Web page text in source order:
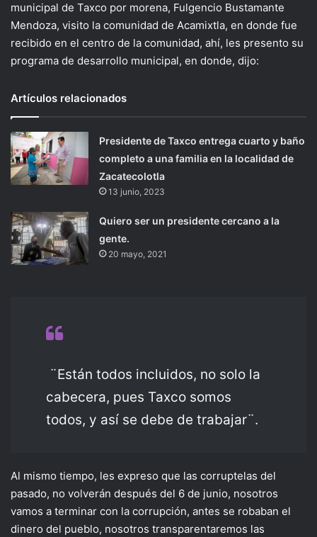
municipal de Taxco por morena, Fulgencio Bustamante
Mendoza, visito la comunidad de Acamixtla, en donde fue
recibido en el centro de la comunidad, ahí, les presento su
programa de desarrollo municipal, en donde, dijo:
Artículos relacionados
Presidente de Taxco entrega cuarto y baño
completo a una familia en la localidad de
Zacatecolotla
13 junio, 2023
Quiero ser un presidente cercano a la
gente.
20 mayo, 2021
¨Están todos incluidos, no solo la
cabecera, pues Taxco somos
todos, y así se debe de trabajar¨.
Al mismo tiempo, les expreso que las corruptelas del
pasado, no volverán después del 6 de junio, nosotros
vamos a terminar con la corrupción, antes se robaban el
dinero del pueblo, nosotros transparentaremos las